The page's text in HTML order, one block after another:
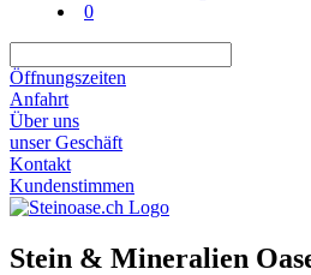
0
Öffnungszeiten
Anfahrt
Über uns
unser Geschäft
Kontakt
Kundenstimmen
Stein & Mineralien